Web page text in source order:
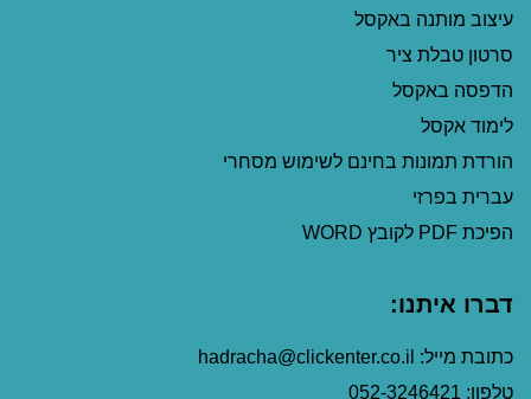
עיצוב מותנה באקסל
סרטון טבלת ציר
הדפסה באקסל
לימוד אקסל
הורדת תמונות בחינם לשימוש מסחרי
עברית בפרזי
הפיכת PDF לקובץ WORD
דברו איתנו:
כתובת מייל: hadracha@clickenter.co.il
טלפון: 052-3246421